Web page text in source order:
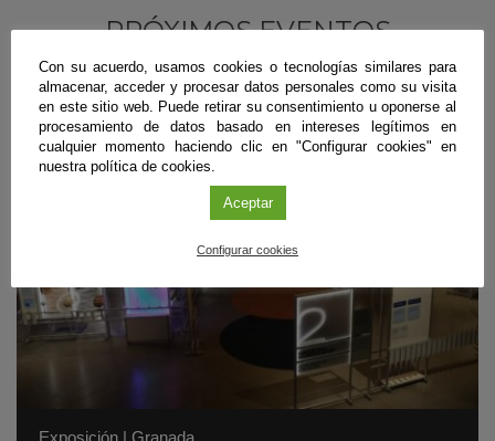
PRÓXIMOS EVENTOS
Exposición | Granada
Con su acuerdo, usamos cookies o tecnologías similares para
almacenar, acceder y procesar datos personales como su visita
en este sitio web. Puede retirar su consentimiento u oponerse al
procesamiento de datos basado en intereses legítimos en
cualquier momento haciendo clic en "Configurar cookies" en
nuestra política de cookies.
Aceptar
Configurar cookies